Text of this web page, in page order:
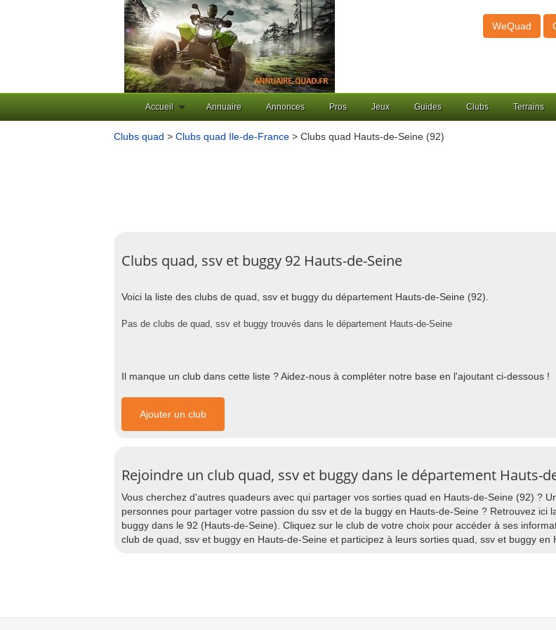
WeQuad
Accueil Annuaire Annonces Pros Jeux Guides Clubs Terrains
Clubs quad > Clubs quad Ile-de-France > Clubs quad Hauts-de-Seine (92)
Clubs quad, ssv et buggy 92 Hauts-de-Seine
Voici la liste des clubs de quad, ssv et buggy du département Hauts-de-Seine (92).
Pas de clubs de quad, ssv et buggy trouvés dans le département Hauts-de-Seine
Il manque un club dans cette liste ? Aidez-nous à compléter notre base en l'ajoutant ci-dessous !
Ajouter un club
Rejoindre un club quad, ssv et buggy dans le département Hauts-
Vous cherchez d'autres quadeurs avec qui partager vos sorties quad en Hauts-de-Seine (92) ?
personnes pour partager votre passion du ssv et de la buggy en Hauts-de-Seine ? Retrouvez ici
buggy dans le 92 (Hauts-de-Seine). Cliquez sur le club de votre choix pour accéder à ses
club de quad, ssv et buggy en Hauts-de-Seine et participez à leurs sorties quad, ssv et buggy en